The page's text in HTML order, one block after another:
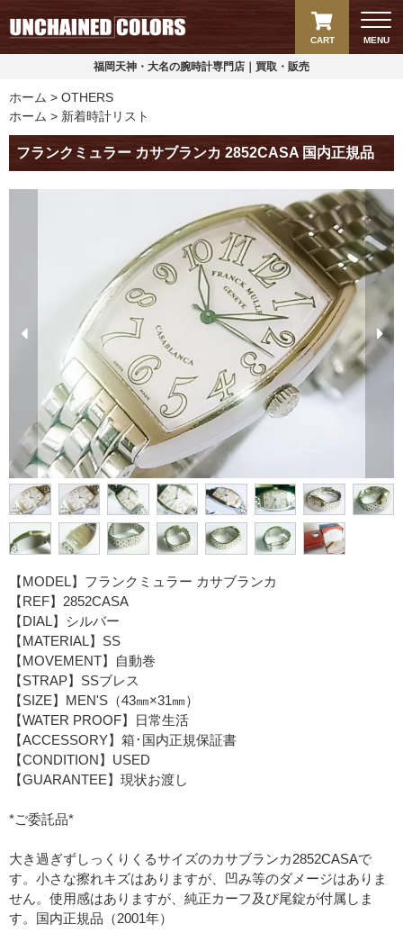
MENU
CART
福岡天神・大名の腕時計専門店｜買取・販売
ホーム
OTHERS
ホーム
新着時計リスト
フランクミュラー カサブランカ 2852CASA 国内正規品
【MODEL】フランクミュラー カサブランカ
【REF】2852CASA
【DIAL】シルバー
【MATERIAL】SS
【MOVEMENT】自動巻
【STRAP】SSブレス
【SIZE】MEN'S（43㎜×31㎜）
【WATER PROOF】日常生活
【ACCESSORY】箱･国内正規保証書
【CONDITION】USED
【GUARANTEE】現状お渡し
*ご委託品*
大き過ぎずしっくりくるサイズのカサブランカ2852CASAで
す。小さな擦れキズはありますが、凹み等のダメージはありま
せん。使用感はありますが、純正カーフ及び尾錠が付属しま
す。国内正規品（2001年）